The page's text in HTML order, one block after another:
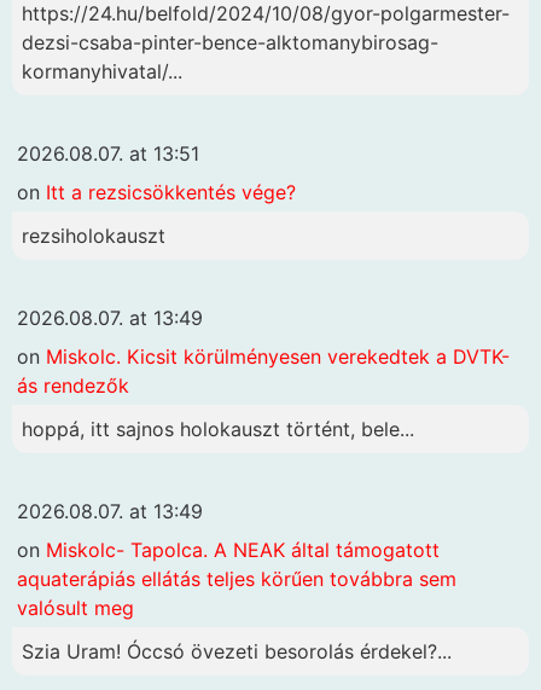
https://24.hu/belfold/2024/10/08/gyor-polgarmester-
dezsi-csaba-pinter-bence-alktomanybirosag-
kormanyhivatal/...
2026.08.07. at 13:51
on Itt a rezsicsökkentés vége?
rezsiholokauszt
2026.08.07. at 13:49
on Miskolc. Kicsit körülményesen verekedtek a DVTK-
ás rendezők
hoppá, itt sajnos holokauszt történt, bele...
2026.08.07. at 13:49
on Miskolc- Tapolca. A NEAK által támogatott
aquaterápiás ellátás teljes körűen továbbra sem
valósult meg
Szia Uram! Óccsó övezeti besorolás érdekel?...